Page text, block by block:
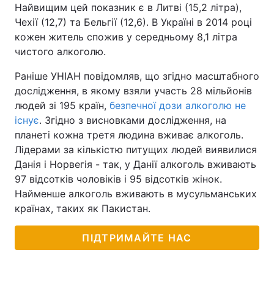
Найвищим цей показник є в Литві (15,2 літра),
Чехії (12,7) та Бельгії (12,6). В Україні в 2014 році
кожен житель спожив у середньому 8,1 літра
чистого алкоголю.
Раніше УНІАН повідомляв, що згідно масштабного
дослідження, в якому взяли участь 28 мільйонів
людей зі 195 країн, безпечної дози алкоголю не
існує. Згідно з висновками дослідження, на
планеті кожна третя людина вживає алкоголь.
Лідерами за кількістю питущих людей виявилися
Данія і Норвегія - так, у Данії алкоголь вживають
97 відсотків чоловіків і 95 відсотків жінок.
Найменше алкоголь вживають в мусульманських
країнах, таких як Пакистан.
ПІДТРИМАЙТЕ НАС